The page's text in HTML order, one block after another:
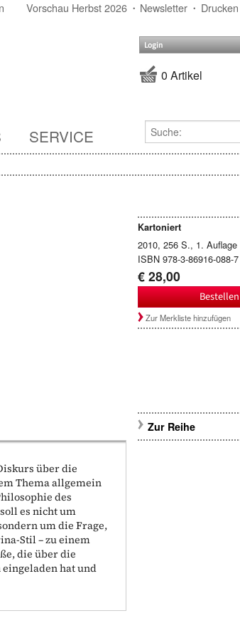
Vorschau Herbst 2026 Newsletter Drucken
Login
0 Artikel
SERVICE
Kartoniert
2010, 256 S., 1. Auflage
ISBN 978-3-86916-088-7
€ 28,00
Bestellen
Zur Merkliste hinzufügen
über die
Thema allgemein
des
es nicht um
um die Frage,
Stil – zu einem
die über die
hat und
Zur Reihe